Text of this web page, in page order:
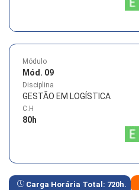
Módulo
Mód. 09
Disciplina
GESTÃO EM LOGÍSTICA
C.H
80h
Carga Horária Total: 720h.